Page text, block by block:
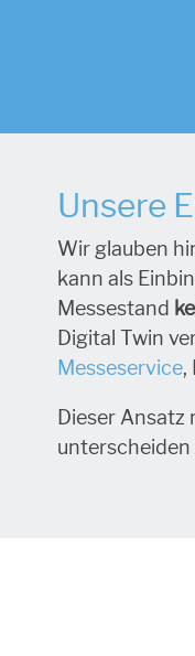
Unsere
Wir glauben
kann als
Messestand
Digital Twin
Messeservice,
Dieser Ansatz
unterscheiden